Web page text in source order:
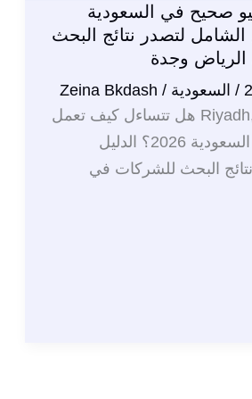
صحيح في السعودية
الشامل لتصدر نتائج البحث
وجدة
/ السعودية /
Zeina Bkdash
Riyadh, Saudi Arabia هل تتساءل كيف تعمل
سيو صحيح في السعودية 2026؟ الدليل
البحث للشركات في